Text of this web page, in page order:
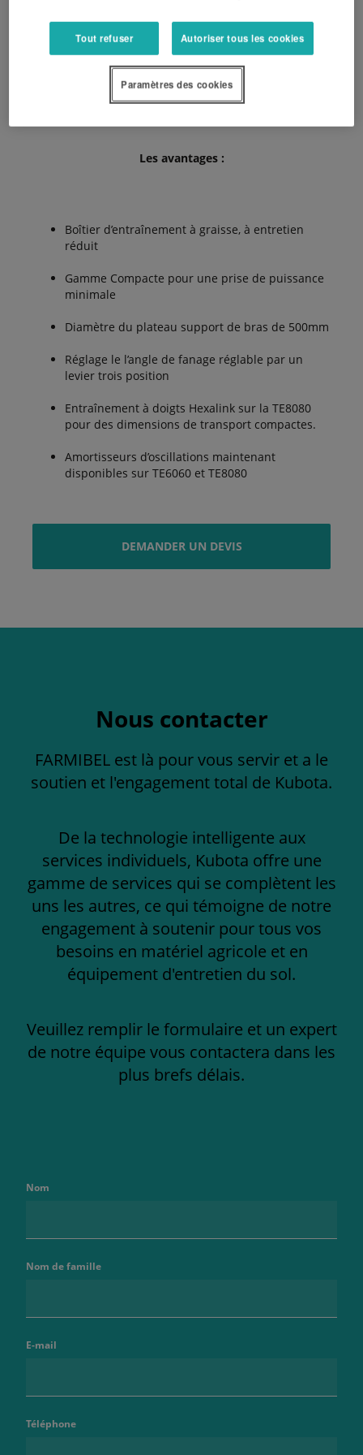
La TE8080 est équipée de l’entraînement à doigts
Hexalink , un système simple et efficace qui permet à
ces rotors de tourner dans une position jusqu’à 180°
pour une hauteur réduite pendant le transport et une
largeur passant de 3.15 à 2.9 m.
Les avantages :
Boîtier d’entraînement à graisse, à entretien
réduit
Gamme Compacte pour une prise de puissance
minimale
Diamètre du plateau support de bras de 500mm
Réglage le l’angle de fanage réglable par un
levier trois position
Entraînement à doigts Hexalink sur la TE8080
pour des dimensions de transport compactes.
Amortisseurs d’oscillations maintenant
disponibles sur TE6060 et TE8080
DEMANDER UN DEVIS
Nous contacter
FARMIBEL est là pour vous servir et a le
soutien et l'engagement total de Kubota.
De la technologie intelligente aux
services individuels, Kubota offre une
gamme de services qui se complètent les
uns les autres, ce qui témoigne de notre
engagement à soutenir pour tous vos
besoins en matériel agricole et en
équipement d'entretien du sol.
Veuillez remplir le formulaire et un expert
de notre équipe vous contactera dans les
plus brefs délais.
Nom
Nom de famille
E-mail
Téléphone
Tout refuser Autoriser tous les cookies
Paramètres des cookies